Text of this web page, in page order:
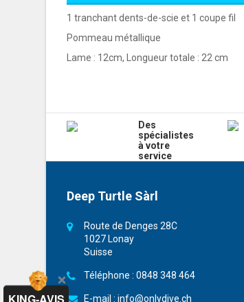
1 tranchant dents-de-scie et 1 coupe fil
Pommeau métallique
Lame : 12cm, Longueur totale : 22 cm
Des
spécialistes
à votre
service
Deep Turtle Sàrl
Route de Denges 28C
1027 Lonay
Suisse
Téléphone : 0848 348 464
E-mail : info@onlydive.ch